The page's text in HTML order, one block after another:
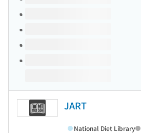
JART
National Diet Library